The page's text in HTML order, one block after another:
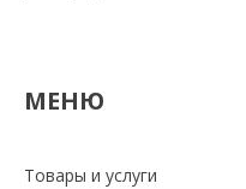
Товары и услуги